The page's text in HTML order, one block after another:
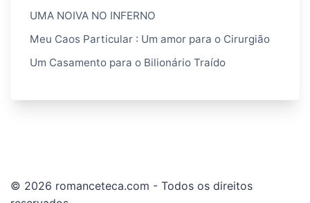
UMA NOIVA NO INFERNO
Meu Caos Particular : Um amor para o Cirurgião
Um Casamento para o Bilionário Traído
© 2026 romanceteca.com - Todos os direitos